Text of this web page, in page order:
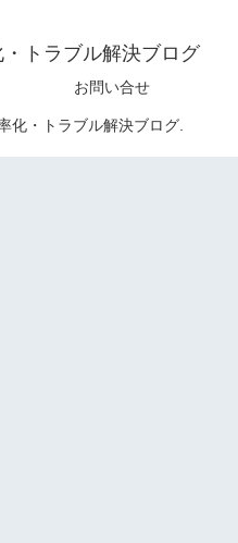
トラブル解決ブログ
お問い合せ
化・トラブル解決ブログ.